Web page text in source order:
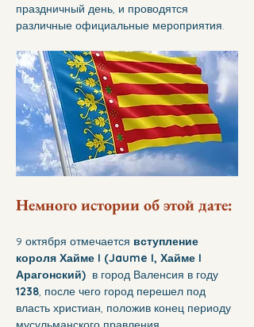
праздничный день, и проводятся
различные официальные мероприятия.
Немного истории об этой дате:
9 октября отмечается вступление
короля Хайме I (Jaume I, Хайме I
Арагонский) в город Валенсия в году
1238 , после чего город перешел под
власть христиан, положив конец периоду